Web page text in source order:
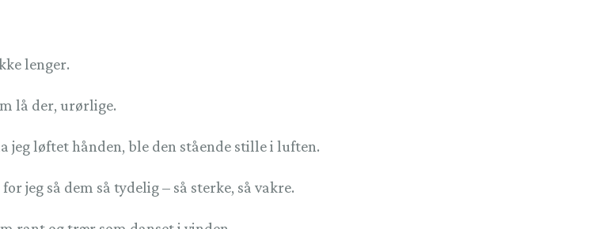
lenger.
lå der, urørlige.
jeg løftet hånden, ble den stående stille i luften.
jeg så dem så tydelig – så sterke, så vakre.